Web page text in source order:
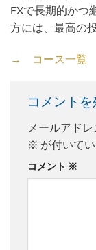
FXで長期的かつ
方には、最高の
→ コース一覧
コメントを
メールアド
※ が付いて
コメント ※